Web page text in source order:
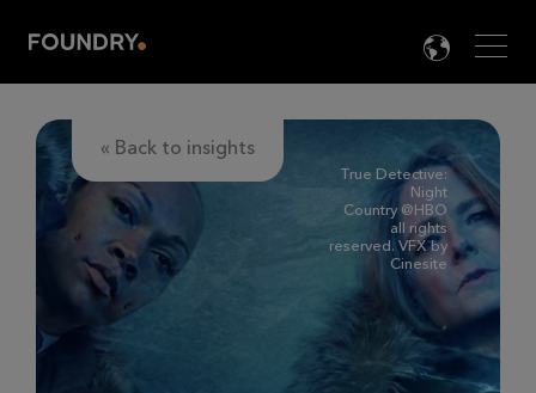

« Back to insights
True Detective:
Night
Country @HBO
all rights
reserved. VFX by
Cinesite